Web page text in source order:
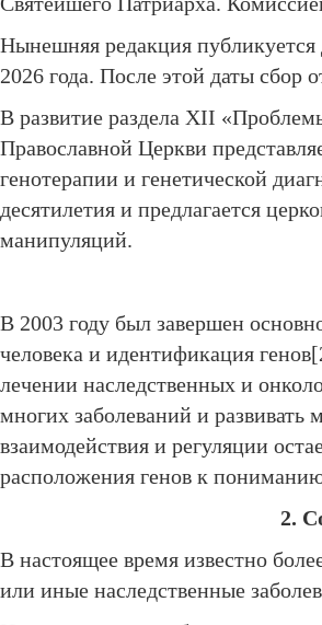
Нынешняя редакция публикуется
2026 года. После этой даты сбор
В развитие раздела ХІІ
Православной Церкви
генотерапии и генетической
десятилетия и предлагается
манипуляций.
В 2003 году был завершен
человека и идентификация
лечении наследственных и
многих заболеваний и
взаимодействия и регуляции
расположения генов к
2.
В настоящее время известно
или иные наследственные